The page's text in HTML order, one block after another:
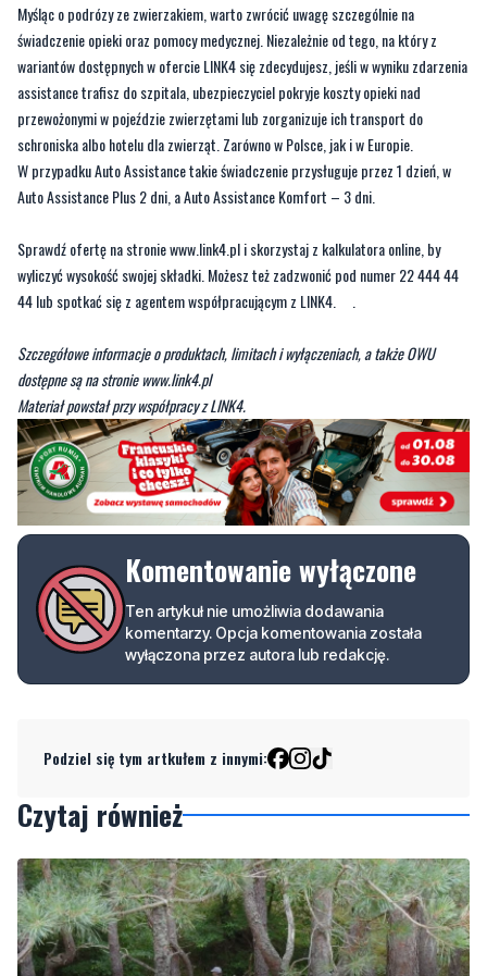
assistance trafisz do szpitala, ubezpieczyciel pokryje koszty opieki nad
przewożonymi w pojeździe zwierzętami lub zorganizuje ich transport do
schroniska albo hotelu dla zwierząt. Zarówno w Polsce, jak i w Europie.
W przypadku Auto Assistance takie świadczenie przysługuje przez 1 dzień, w
Auto Assistance Plus 2 dni, a Auto Assistance Komfort – 3 dni.
Sprawdź ofertę na stronie www.link4.pl i skorzystaj z kalkulatora online, by
wyliczyć wysokość swojej składki. Możesz też zadzwonić pod numer 22 444 44
Szczegółowe informacje o produktach, limitach i wyłączeniach, a także OWU
dostępne są na stroniewww.link4.pl
Komentowanie wyłączone
Ten artykuł nie umożliwia dodawania
wyłączona przez autora lub redakcję.
Podziel się tym artkułem z innymi:
NOWE 1